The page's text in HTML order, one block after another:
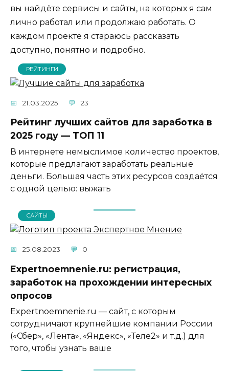
вы найдёте сервисы и сайты, на которых я сам
лично работал или продолжаю работать. О
каждом проекте я стараюсь рассказать
доступно, понятно и подробно.
РЕЙТИНГИ
21.03.2025 23
Рейтинг лучших сайтов для заработка в
2025 году — ТОП 11
В интернете немыслимое количество проектов,
которые предлагают заработать реальные
деньги. Большая часть этих ресурсов создаётся
с одной целью: выжать
САЙТЫ
25.08.2023 0
Expertnoemnenie.ru: регистрация,
заработок на прохождении интересных
опросов
Expertnoemnenie.ru — сайт, с которым
сотрудничают крупнейшие компании России
(«Сбер», «Лента», «Яндекс», «Теле2» и т.д.) для
того, чтобы узнать ваше